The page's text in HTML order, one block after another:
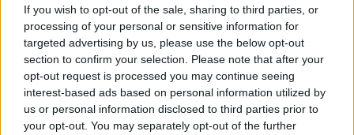
If you wish to opt-out of the sale, sharing to third parties, or
processing of your personal or sensitive information for
targeted advertising by us, please use the below opt-out
section to confirm your selection. Please note that after your
opt-out request is processed you may continue seeing
interest-based ads based on personal information utilized by
us or personal information disclosed to third parties prior to
your opt-out. You may separately opt-out of the further
#allergia#influenza#cukorbetegség
#orvosmeteorológia#vérnyomás#stroke#rákbetegség
#pajzsmirigy#reflux#ekcéma#herpesz
Regisztráció